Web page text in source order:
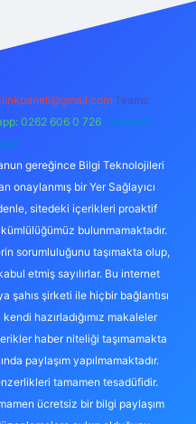
Teams:
0262 606 0 726 Telegram:
gereğince Bilgi Teknolojileri
onaylanmış bir Yer Sağlayıcı
sitedeki içerikleri proaktif
bulunmamaktadır.
sorumluluğunu taşımakta olup,
etmiş sayılırlar. Bu internet
şahıs şirketi ile hiçbir bağlantısı
hazırladığımız makaleler
haber niteliği taşımamakta
paylaşım yapılmamaktadır.
tamamen tesadüfidir.
ücretsiz bir bilgi paylaşım